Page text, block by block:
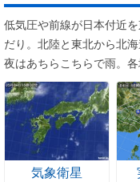
低気圧や前線が日本付近
だり。北陸と東北から北
夜はあちらこちらで雨。
気象衛星